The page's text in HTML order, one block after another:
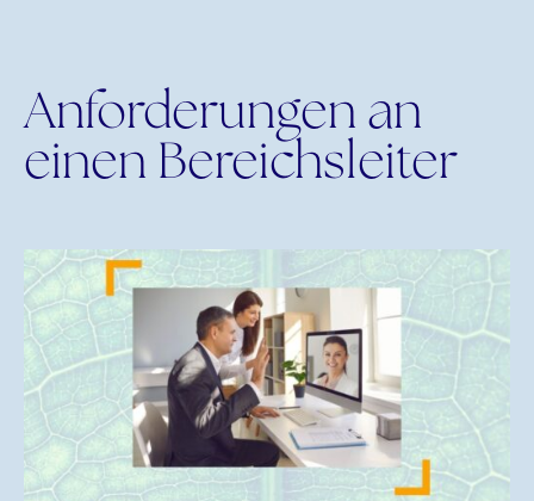
Anforderungen an
einen Bereichsleiter